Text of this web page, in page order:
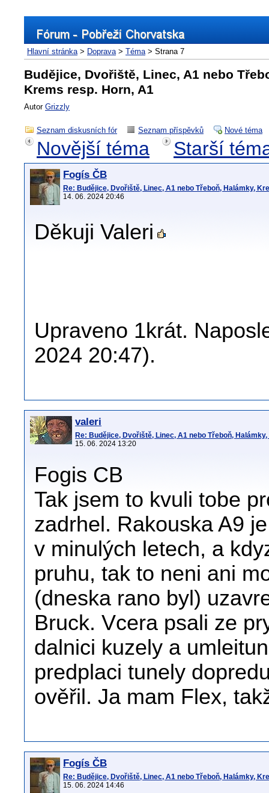
Hlavní stránka> Doprava> Téma> Strana 7
Budějice, Dvořiště, Linec, A1 nebo
Krems resp. Horn, A1
Autor Grizzly
Seznam diskusních fór Seznam příspěvků Nové téma
Novější téma Starší
Fogís ČB
Re: Budějice, Dvořiště, Linec, A1 nebo Třeboň, Halámky,
14. 06. 2024 20:46
Děkuji Valeri
Upraveno 1krát.
2024 20:47).
valeri
Re: Budějice, Dvořiště, Linec, A1 nebo Třeboň,
15. 06. 2024 13:20
Fogis CB
Tak jsem to kvuli tobe
zadrhel. Rakouska A9
v minulých letech, a
pruhu, tak to neni ani
(dneska rano byl)
Bruck. Vcera psali ze
dalnici kuzely a
predplaci tunely
ověřil. Ja mam Flex,
Fogís ČB
Re: Budějice, Dvořiště, Linec, A1 nebo Třeboň, Halámky,
15. 06. 2024 14:46